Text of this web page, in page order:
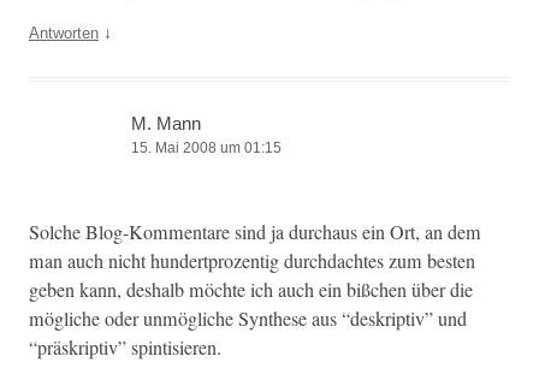
Antworten ↓
M. Mann
15. Mai 2008 um 01:15
Solche Blog-Kom­mentare sind ja dur­chaus ein Ort, an dem
man auch nicht hun­dert­prozentig durch­dacht­es zum besten
geben kann, deshalb möchte ich auch ein bißchen über die
mögliche oder unmögliche Syn­these aus “deskrip­tiv” und
“präskrip­tiv” spintisieren.